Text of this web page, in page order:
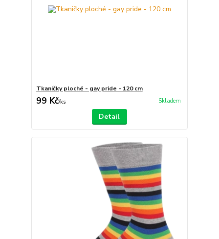
Tkaničky ploché - gay pride - 120 cm
99 Kč/ks Skladem
Detail